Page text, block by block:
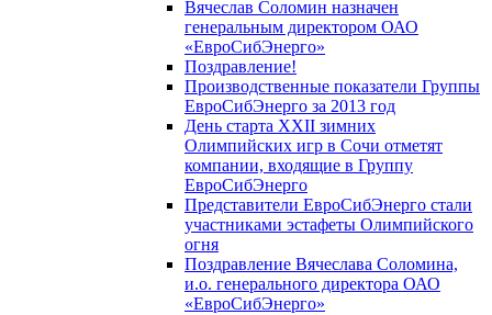
Вячеслав Соломин назначен
генеральным директором ОАО
«ЕвроСибЭнерго»
Поздравление!
Производственные показатели Группы
ЕвроСибЭнерго за 2013 год
День старта XXII зимних
Олимпийских игр в Сочи отметят
компании, входящие в Группу
ЕвроСибЭнерго
Представители ЕвроСибЭнерго стали
участниками эстафеты Олимпийского
огня
Поздравление Вячеслава Соломина,
и.о. генерального директора ОАО
«ЕвроСибЭнерго»